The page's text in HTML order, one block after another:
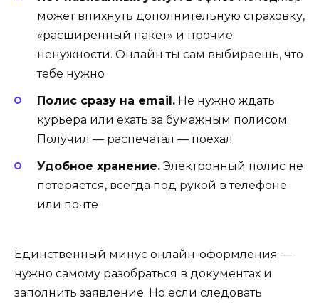
может впихнуть дополнительную страховку,
«расширенный пакет» и прочие
ненужности. Онлайн ты сам выбираешь, что
тебе нужно
Полис сразу на email. Не нужно ждать
курьера или ехать за бумажным полисом.
Получил — распечатал — поехал
Удобное хранение. Электронный полис не
потеряется, всегда под рукой в телефоне
или почте
Единственный минус онлайн-оформления —
нужно самому разобраться в документах и
заполнить заявление. Но если следовать